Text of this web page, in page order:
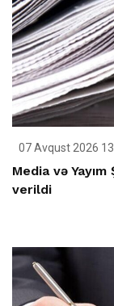
07 Avqust 2026
Media və
verildi